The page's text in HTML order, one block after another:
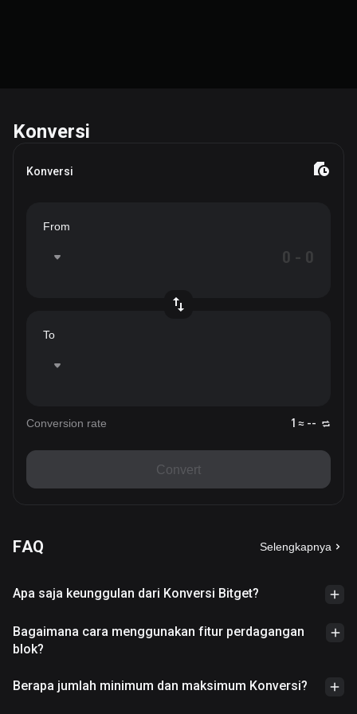
Konversi
Konversi
From
To
Conversion rate 1 ≈ --
Convert
FAQ Selengkapnya
Apa saja keunggulan dari Konversi Bitget?
Bagaimana cara menggunakan fitur perdagangan
blok?
Berapa jumlah minimum dan maksimum Konversi?